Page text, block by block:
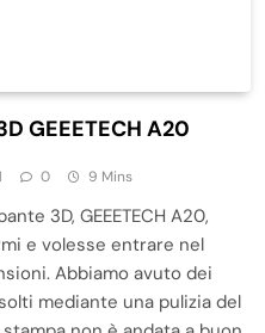
GEEETECH A20
0 9 Mins
3D, GEEETECH A20,
e volesse entrare nel
Abbiamo avuto dei
mediante una pulizia del